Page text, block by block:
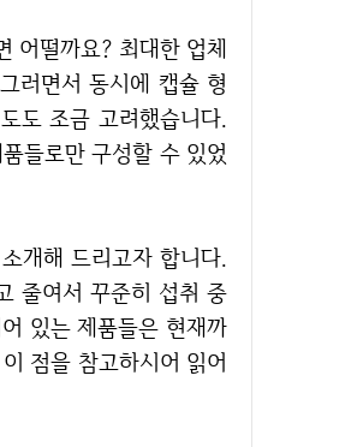
러면서 동시에 캡슐 형
도 조금 고려했습니다.
들로만 구성할 수 있었
줄여서 꾸준히 섭취 중
있는 제품들은 현재까
점을 참고하시어 읽어